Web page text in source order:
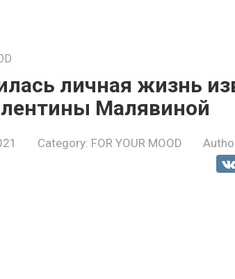
личная жизнь
Малявиной
Category: FOR YOUR MOOD